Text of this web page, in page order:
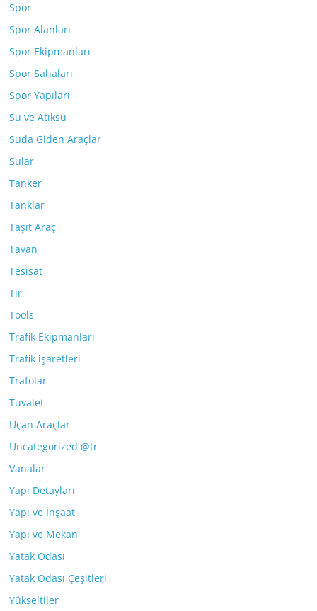
Spor
Spor Alanları
Spor Ekipmanları
Spor Sahaları
Spor Yapıları
Su ve Atıksu
Suda Giden Araçlar
Sular
Tanker
Tanklar
Taşıt Araç
Tavan
Tesisat
Tır
Tools
Trafik Ekipmanları
Trafik işaretleri
Trafolar
Tuvalet
Uçan Araçlar
Uncategorized @tr
Vanalar
Yapı Detayları
Yapı ve İnşaat
Yapı ve Mekan
Yatak Odası
Yatak Odası Çeşitleri
Yükseltiler